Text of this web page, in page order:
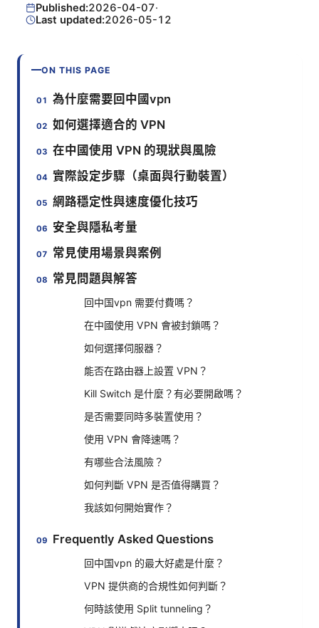
Published:2026-04-07·
Last updated:2026-05-12
ON THIS PAGE
為什麼需要回中國vpn
如何選擇適合的 VPN
在中國使用 VPN 的現狀與風險
實際設定步驟（桌面與行動裝置）
網路穩定性與速度優化技巧
安全與隱私考量
常見使用場景與案例
常見問題與解答
回中国vpn 需要付費嗎？
在中國使用 VPN 會被封鎖嗎？
如何選擇伺服器？
能否在路由器上設置 VPN？
Kill Switch 是什麼？有必要開啟嗎？
是否需要同時多裝置使用？
使用 VPN 會降速嗎？
有哪些合法風險？
如何判斷 VPN 是否值得購買？
我該如何開始實作？
Frequently Asked Questions
回中国vpn 的最大好處是什麼？
VPN 提供商的合規性如何判斷？
何時該使用 Split tunneling？